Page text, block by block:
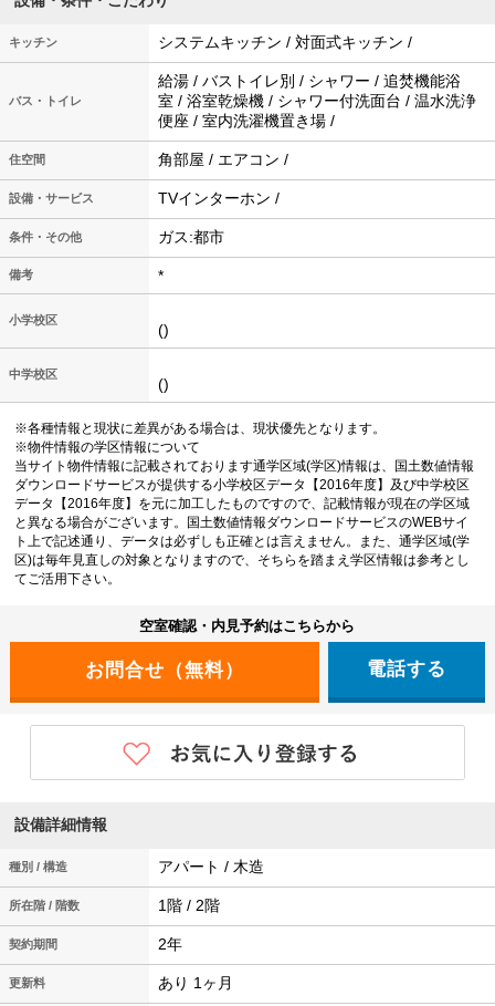
キッチン システムキッチン / 対面式キッチン /
バス・トイレ
給湯 / バストイレ別 / シャワー / 追焚機能浴
室 / 浴室乾燥機 / シャワー付洗面台 / 温水洗浄
便座 / 室内洗濯機置き場 /
住空間 角部屋 / エアコン /
設備・サービス TVインターホン /
条件・その他 ガス:都市
備考 *
小学校区
()
中学校区
()
※各種情報と現状に差異がある場合は、現状優先となります。
※物件情報の学区情報について
当サイト物件情報に記載されております通学区域(学区)情報は、国土数値情報
ダウンロードサービスが提供する小学校区データ【2016年度】及び中学校区
データ【2016年度】を元に加工したものですので、記載情報が現在の学区域
と異なる場合がございます。国土数値情報ダウンロードサービスのWEBサイ
ト上で記述通り、データは必ずしも正確とは言えません。また、通学区域(学
区)は毎年見直しの対象となりますので、そちらを踏まえ学区情報は参考とし
てご活用下さい。
空室確認・内見予約はこちらから
電話する
設備詳細情報
種別 / 構造 アパート / 木造
所在階 / 階数 1階 / 2階
契約期間 2年
更新料 あり 1ヶ月